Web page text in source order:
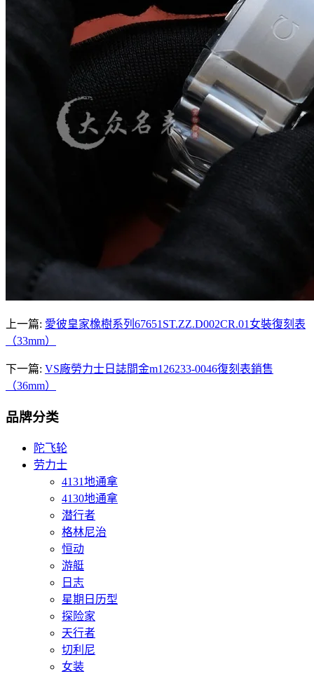
上一篇: 愛彼皇家橡樹系列67651ST.ZZ.D002CR.01女裝復刻表
（33mm）
下一篇: VS廠勞力士日誌間金m126233-0046復刻表銷售
（36mm）
品牌分类
陀飞轮
劳力士
4131地通拿
4130地通拿
潜行者
格林尼治
恒动
游艇
日志
星期日历型
探险家
天行者
切利尼
女装